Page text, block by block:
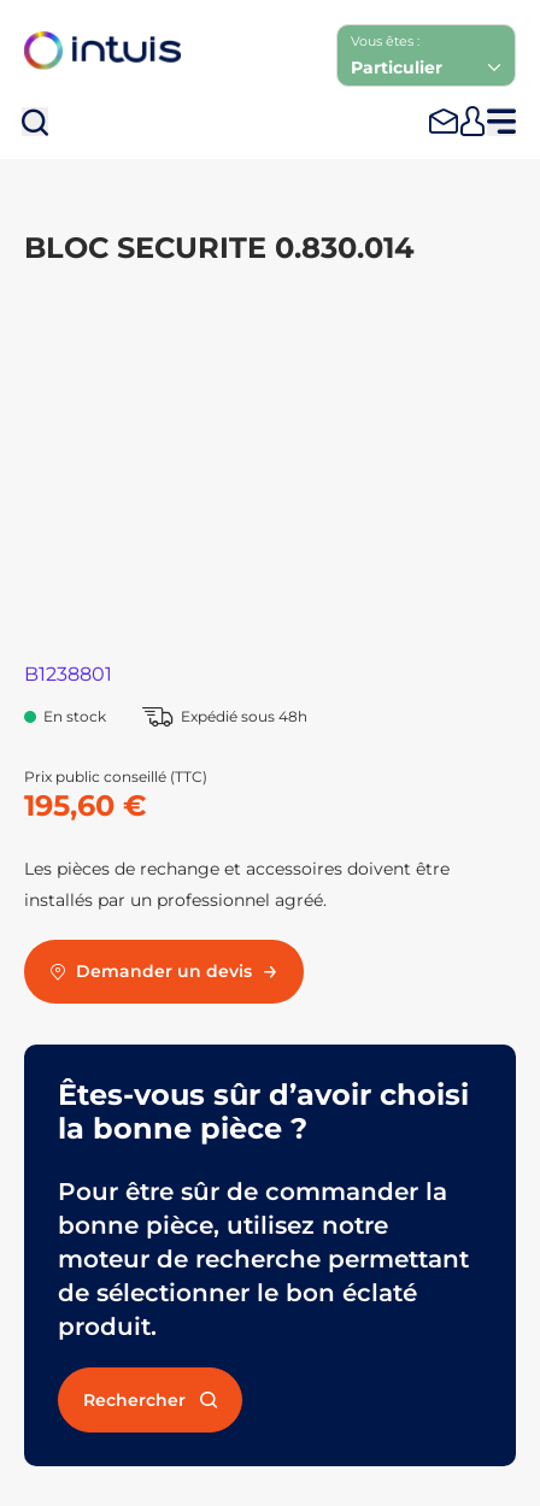
Vous êtes :
Particulier
BLOC SECURITE 0.830.014
B1238801
En stock Expédié sous 48h
Prix public conseillé (TTC)
195,60 €
Les pièces de rechange et accessoires doivent être
installés par un professionnel agréé.
Demander un devis
Êtes-vous sûr d’avoir choisi
la bonne pièce ?
Pour être sûr de commander la
bonne pièce, utilisez notre
moteur de recherche permettant
de sélectionner le bon éclaté
produit.
Rechercher